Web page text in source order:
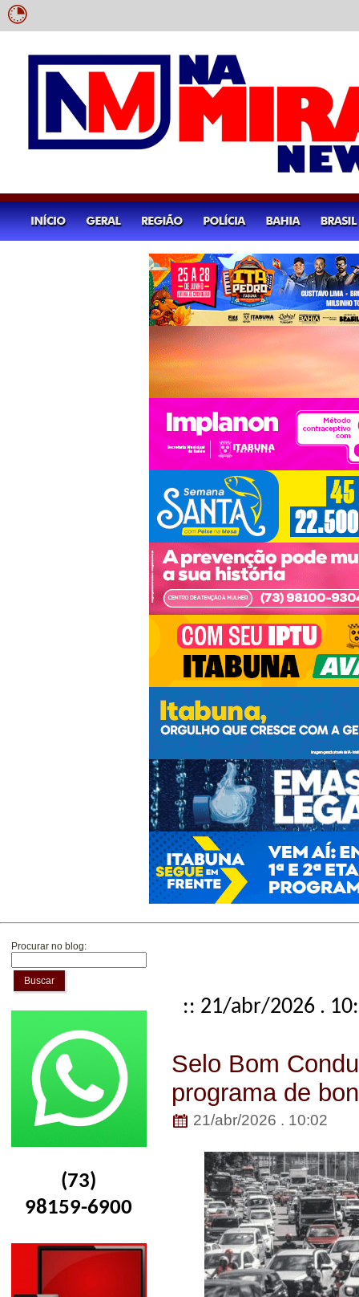
Procurar no blog:
Buscar
(73)
98159-6900
:: 21/abr/2026 .
Selo Bom
programa de
21/abr/2026 . 10:02